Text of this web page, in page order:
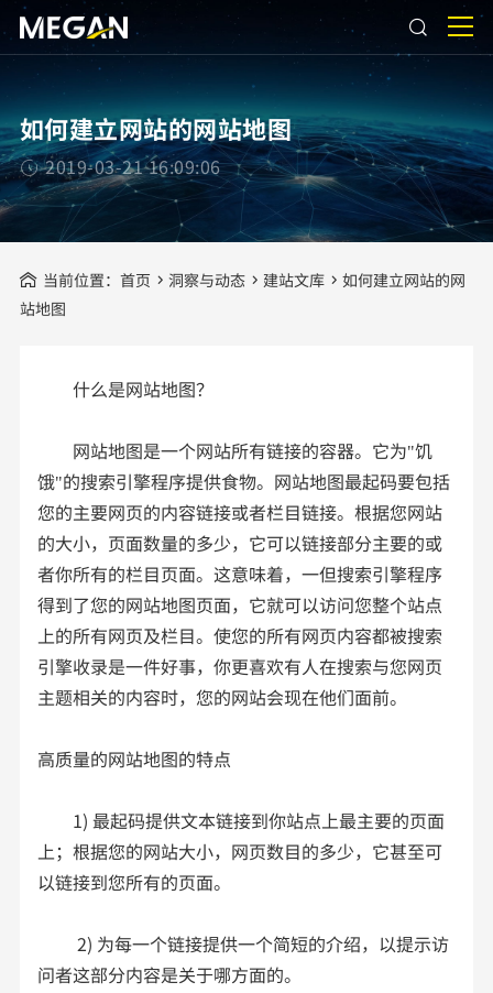
如何建立网站的网站地图
2019-03-21 16:09:06
当前位置： 首页 洞察与动态 建站文库
如何建立网站的网
站地图
什么是网站地图？
网站地图是一个网站所有链接的容器。它为"饥
饿"的搜索引擎程序提供食物。网站地图最起码要包括
您的主要网页的内容链接或者栏目链接。根据您网站
的大小，页面数量的多少，它可以链接部分主要的或
者你所有的栏目页面。这意味着，一但搜索引擎程序
得到了您的网站地图页面，它就可以访问您整个站点
上的所有网页及栏目。使您的所有网页内容都被搜索
引擎收录是一件好事，你更喜欢有人在搜索与您网页
主题相关的内容时，您的网站会现在他们面前。
高质量的网站地图的特点
1) 最起码提供文本链接到你站点上最主要的页面
上；根据您的网站大小，网页数目的多少，它甚至可
以链接到您所有的页面。
2) 为每一个链接提供一个简短的介绍，以提示访
问者这部分内容是关于哪方面的。